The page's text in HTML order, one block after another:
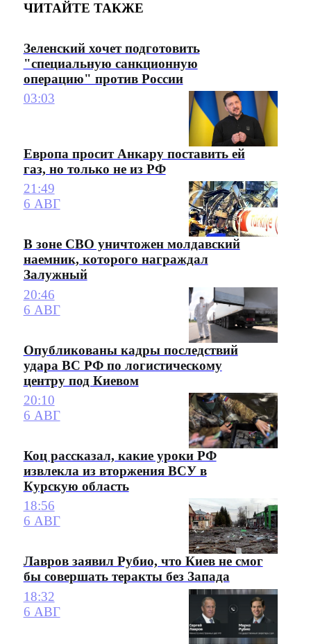
ЧИТАЙТЕ ТАКЖЕ
Зеленский хочет подготовить
"специальную санкционную
операцию" против России
03:03
Европа просит Анкару поставить ей
газ, но только не из РФ
21:49
6 АВГ
В зоне СВО уничтожен молдавский
наемник, которого награждал
Залужный
20:46
6 АВГ
Опубликованы кадры последствий
удара ВС РФ по логистическому
центру под Киевом
20:10
6 АВГ
Коц рассказал, какие уроки РФ
извлекла из вторжения ВСУ в
Курскую область
18:56
6 АВГ
Лавров заявил Рубио, что Киев не смог
бы совершать теракты без Запада
18:32
6 АВГ